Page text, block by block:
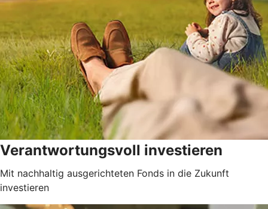
Verantwortungsvoll investieren
Mit nachhaltig ausgerichteten Fonds in die Zukunft
investieren